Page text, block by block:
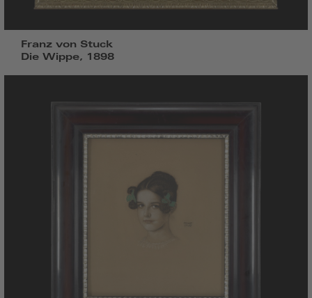
Franz von Stuck
Die Wippe, 1898